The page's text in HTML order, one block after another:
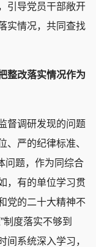
引导党员干部敞开
实情况，共同查找
整改落实情况作为
调研发现的问题
、严的纪律标准、
问题，作为同综合
，有的单位学习贯
党的二十大精神不
制度落实不够到
间系统深入学习，